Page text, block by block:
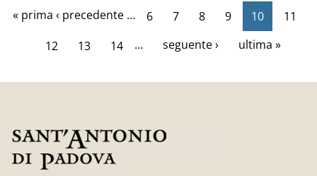
« prima ‹ precedente … 6 7 8 9 10
11
12
13 14 … seguente › ultima »